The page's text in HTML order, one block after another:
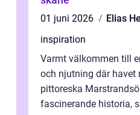
01 juni 2026
Elias
inspiration
Varmt välkommen till
och njutning där havet
pittoreska
fascinerande historia,